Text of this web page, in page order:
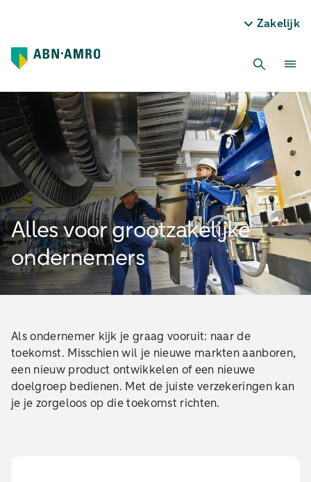
Zakelijk
Alles voor grootzakelijke
ondernemers
Als ondernemer kijk je graag vooruit: naar de
toekomst. Misschien wil je nieuwe markten aanboren,
een nieuw product ontwikkelen of een nieuwe
doelgroep bedienen. Met de juiste verzekeringen kan
je je zorgeloos op die toekomst richten.